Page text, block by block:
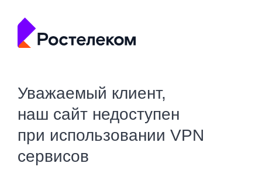
Уважаемый клиент,
наш сайт недоступен
при использовании VPN
сервисов